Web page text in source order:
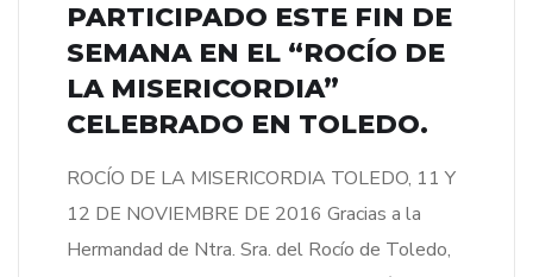
PARTICIPADO ESTE FIN DE
SEMANA EN EL “ROCÍO DE
LA MISERICORDIA”
CELEBRADO EN TOLEDO.
ROCÍO DE LA MISERICORDIA TOLEDO, 11 Y
12 DE NOVIEMBRE DE 2016 Gracias a la
Hermandad de Ntra. Sra. del Rocío de Toledo,